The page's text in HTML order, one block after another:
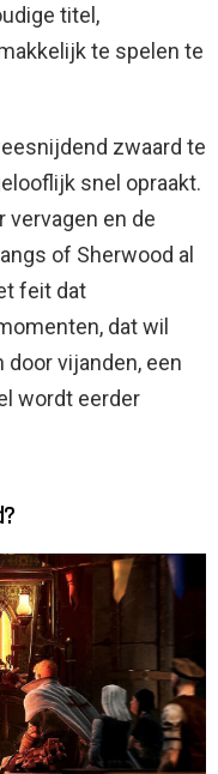
titel,
te spelen te
zwaard te
snel opraakt.
vervagen en de
of Sherwood al
feit dat
dat wil
vijanden, een
wordt eerder